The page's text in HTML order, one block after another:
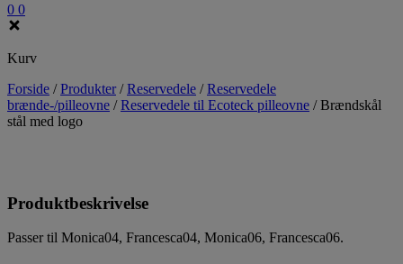
0 0
Kurv
Forside /Produkter /Reservedele /Reservedele
brænde-/pilleovne /Reservedele til Ecoteck pilleovne /Brændskål
stål med logo
Produktbeskrivelse
Passer til Monica04, Francesca04, Monica06, Francesca06.